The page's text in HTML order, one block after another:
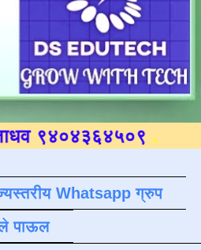
.
Whatsapp ग्रुप
पाऊल